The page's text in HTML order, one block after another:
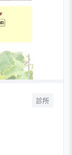
診所